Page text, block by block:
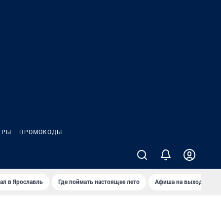
ПРОМОКОДЫ
в Ярославль Где поймать настоящее лето Афиша на выходные